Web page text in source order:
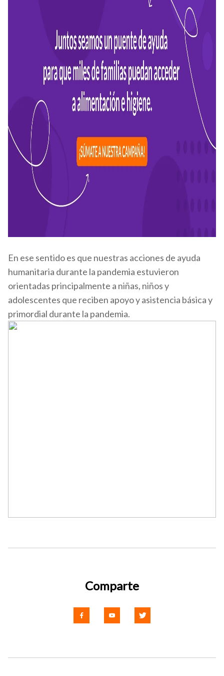
En ese sentido es que nuestras acciones de ayuda
humanitaria durante la pandemia estuvieron
orientadas principalmente a niñas, niños y
adolescentes que reciben apoyo y asistencia básica y
primordial durante la pandemia.
Comparte